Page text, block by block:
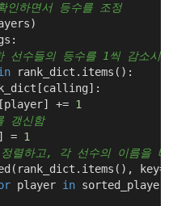
인하면서 등수를 조정
수들의 등수를 1씩 감소시킴
rank_dict.items():
+=
1
갱신함
=
1
렬하고, 각 선수의 이름을 배
key=
player in